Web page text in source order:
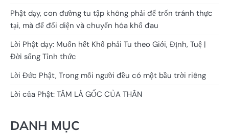
Phật dạy, con đường tu tập không phải để trốn tránh thực
tại, mà để đối diện và chuyển hóa khổ đau
Lời Phật dạy: Muốn hết Khổ phải Tu theo Giới, Định, Tuệ |
Đời sống Tỉnh thức
Lời Đức Phật, Trong mỗi người đều có một bầu trời riêng
Lời của Phật: TÂM LÀ GỐC CỦA THÂN
DANH MỤC